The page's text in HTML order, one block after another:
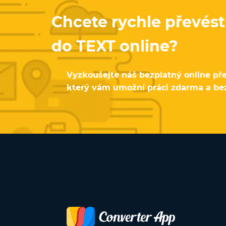
Chcete rychle
do TEXT online?
Vyzkoušejte náš bezplatný online
který vám umožní práci zdarma a